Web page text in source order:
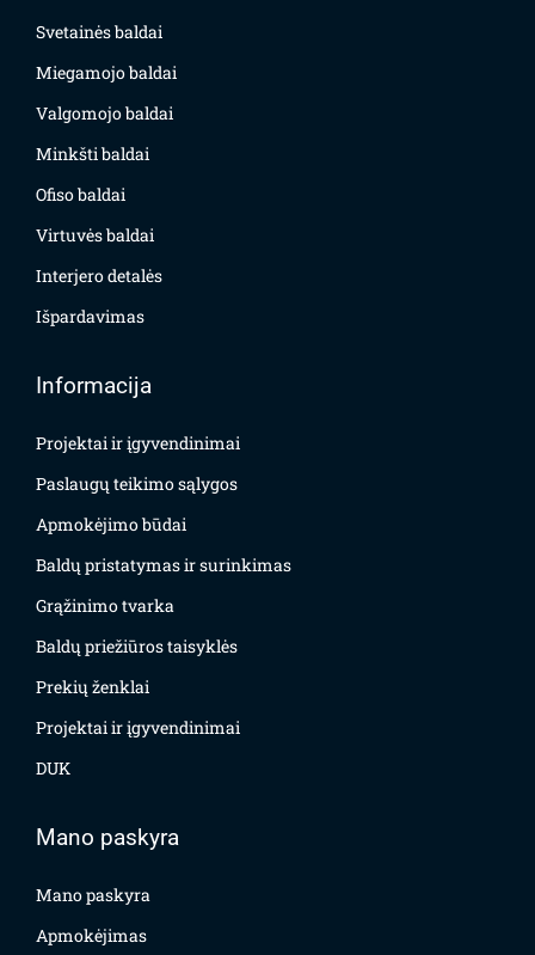
Svetainės baldai
Miegamojo baldai
Valgomojo baldai
Minkšti baldai
Ofiso baldai
Virtuvės baldai
Interjero detalės
Išpardavimas
Informacija
Projektai ir įgyvendinimai
Paslaugų teikimo sąlygos
Apmokėjimo būdai
Baldų pristatymas ir surinkimas
Grąžinimo tvarka
Baldų priežiūros taisyklės
Prekių ženklai
Projektai ir įgyvendinimai
DUK
Mano paskyra
Mano paskyra
Apmokėjimas